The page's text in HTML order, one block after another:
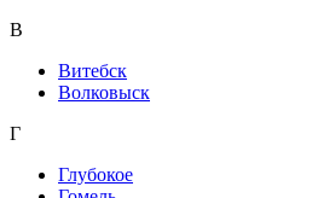
В
Витебск
Волковыск
Г
Глубокое